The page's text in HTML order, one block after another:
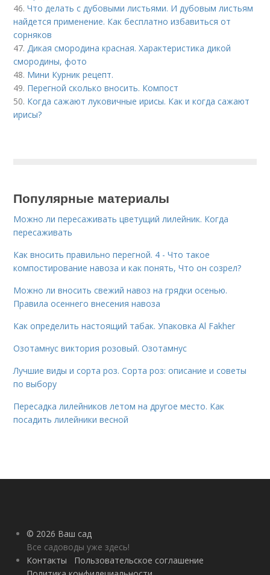
46.Что делать с дубовыми листьями. И дубовым листьям
найдется применение. Как бесплатно избавиться от
сорняков
47. Дикая смородина красная. Характеристика дикой
смородины, фото
48. Мини Курник рецепт.
49. Перегной сколько вносить. Компост
50. Когда сажают луковичные ирисы. Как и когда сажают
ирисы?
Популярные материалы
Можно ли пересаживать цветущий лилейник. Когда
пересаживать
Как вносить правильно перегной. 4 - Что такое
компостирование навоза и как понять, Что он созрел?
Можно ли вносить свежий навоз на грядки осенью.
Правила осеннего внесения навоза
Как определить настоящий табак. Упаковка Al Fakher
Озотамнус виктория розовый. Озотамнус
Лучшие виды и сорта роз. Сорта роз: описание и советы
по выбору
Пересадка лилейников летом на другое место. Как
посадить лилейники весной
© 2026 Ваш сад
Все садоводы уже здесь!
Контакты
Пользовательское соглашение